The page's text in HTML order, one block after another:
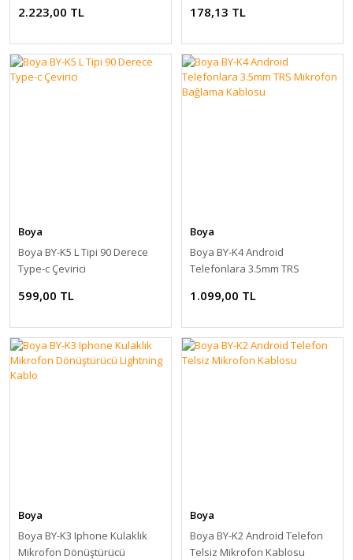
2.223,00 TL 178,13 TL
Boya
Boya BY-K5 L Tipi 90 Derece
Type-c Çevirici
599,00 TL
Boya
Boya BY-K4 Android
Telefonlara 3.5mm TRS
1.099,00 TL
Boya
Boya BY-K3 Iphone Kulaklık
Mikrofon Dönüştürücü
Boya
Boya BY-K2 Android Telefon
Telsiz Mikrofon Kablosu